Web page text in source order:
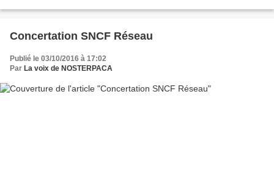
Concertation SNCF Réseau
Publié le 03/10/2016 à 17:02
Par La voix de NOSTERPACA